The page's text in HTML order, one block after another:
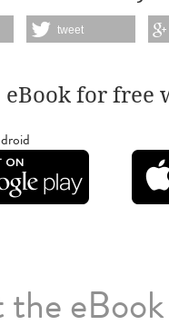
tweet
eBook for free
eBook